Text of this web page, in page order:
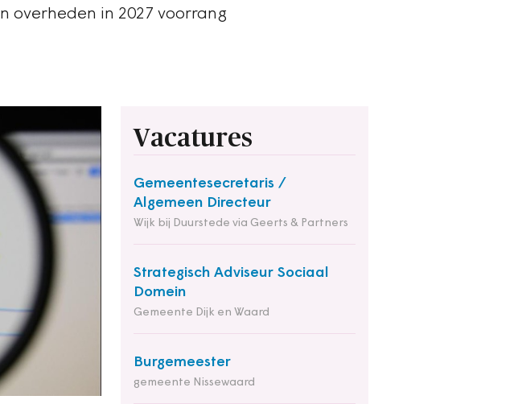
overheden in 2027 voorrang
Vacatures
Gemeentesecretaris /
Algemeen Directeur
Wijk bij Duurstede via Geerts & Partners
Strategisch Adviseur Sociaal
Domein
Gemeente Dijk en Waard
Burgemeester
gemeente Nissewaard